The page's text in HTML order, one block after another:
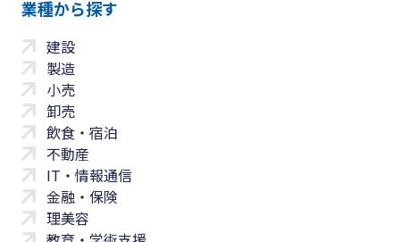
業種から探す
建設
製造
小売
卸売
飲食・宿泊
不動産
IT・情報通信
金融・保険
理美容